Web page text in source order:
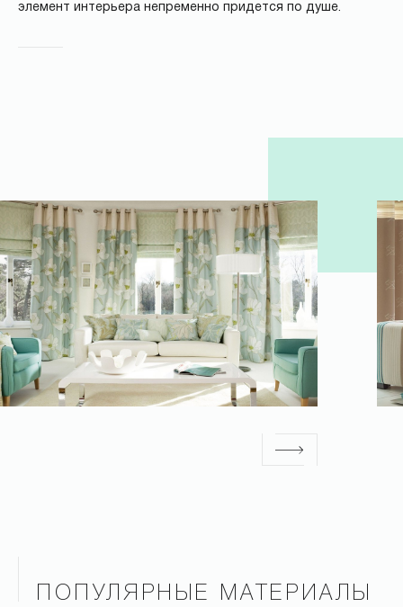
элемент интерьера непременно придется по душе.
ПОПУЛЯРНЫЕ МАТЕРИАЛЫ